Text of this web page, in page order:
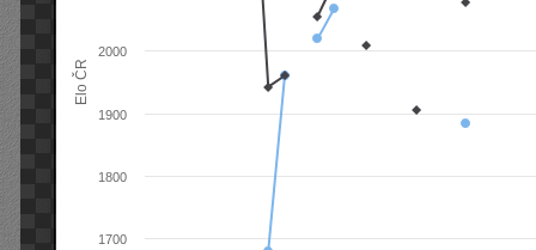
Elo ČR
1700
1800
1900
2000